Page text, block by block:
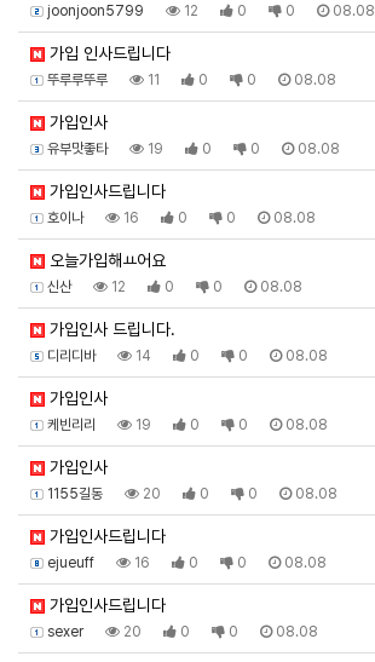
joonjoon5799 12 0 0 08.08
가입 인사드립니다
뚜루루뚜루 11 0 0 08.08
가입인사
유부맛좋타 19 0 0 08.08
가입인사드립니다
호이나 16 0 0 08.08
오늘가입해ㅛ어요
신산 12 0 0 08.08
가입인사 드립니다.
디리디바 14 0 0 08.08
가입인사
케빈리리 19 0 0 08.08
가입인사
1155길동 20 0 0 08.08
가입인사드립니다
ejueuff 16 0 0 08.08
가입인사드립니다
sexer 20 0 0 08.08